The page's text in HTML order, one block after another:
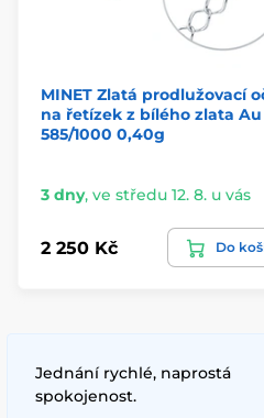
MINET Zlatá prodlužovací
na řetízek z bílého zlata Au
585/1000 0,40g
3 dny, ve středu 12. 8. u vás
2 250 Kč Do
Jednání rychlé, naprostá
spokojenost.